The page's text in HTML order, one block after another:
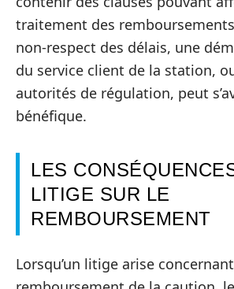
traitement des
non-respect des délais, une
du service client de la station,
autorités de régulation, peut
bénéfique.
LES
LITIGE SUR LE
REMBOURSEMENT
Lorsqu’un litige arise